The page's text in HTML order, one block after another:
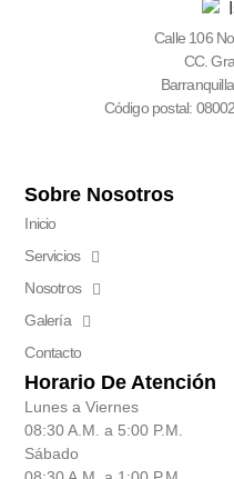
Calle 106
CC.
Código postal:
Sobre Nosotros
Inicio
Servicios
Nosotros
Galería
Contacto
Horario De Atención
Lunes a Viernes
08:30 A.M. a 5:00 P.M.
Sábado